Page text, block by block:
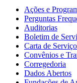
Ações e
Perguntas
Auditorias
Boletim de
Carta de
Convênios e
Corregedoria
Dados Abertos